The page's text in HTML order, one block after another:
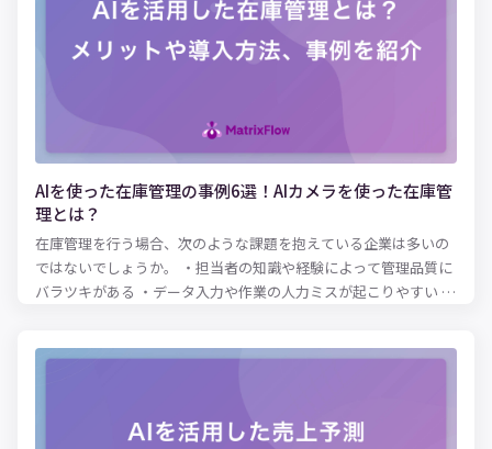
AIを使った在庫管理の事例6選！AIカメラを使った在庫管
理とは？
在庫管理を行う場合、次のような課題を抱えている企業は多いの
ではないでしょうか。 ・担当者の知識や経験によって管理品質に
バラツキがある ・データ入力や作業の人力ミスが起こりやすい ・
す。 この記事ではAIを活用した在庫管理のメリットや、導入方
理で売上を最大化する方法 ・カメラ・画像認識を使って在庫管理